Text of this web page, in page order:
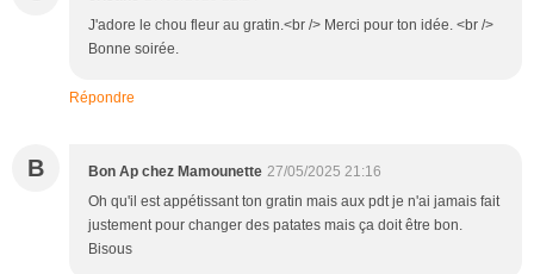
J'adore le chou fleur au gratin.<br /> Merci pour ton idée. <br />
Bonne soirée.
Répondre
B Bon Ap chez Mamounette 27/05/2025 21:16
Oh qu'il est appétissant ton gratin mais aux pdt je n'ai jamais fait
justement pour changer des patates mais ça doit être bon.
Bisous